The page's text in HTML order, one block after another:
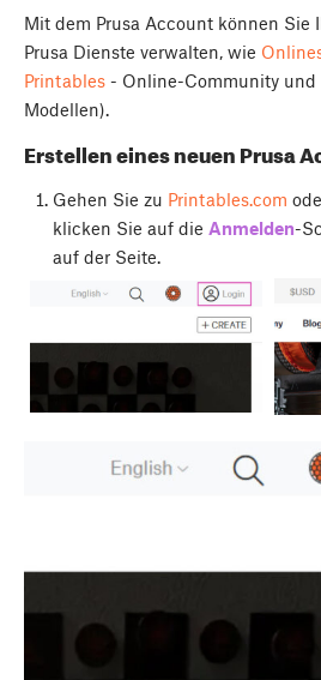
Mit dem Prusa Account können Sie
Prusa Dienste verwalten, wie
Printables - Online-Community
Modellen).
Erstellen eines neuen Prusa
Gehen Sie zu Printables.com
klicken Sie auf die Anmelden-
auf der Seite.